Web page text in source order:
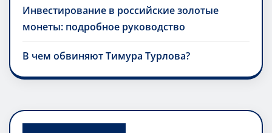
Инвестирование в российские золотые
монеты: подробное руководство
В чем обвиняют Тимура Турлова?